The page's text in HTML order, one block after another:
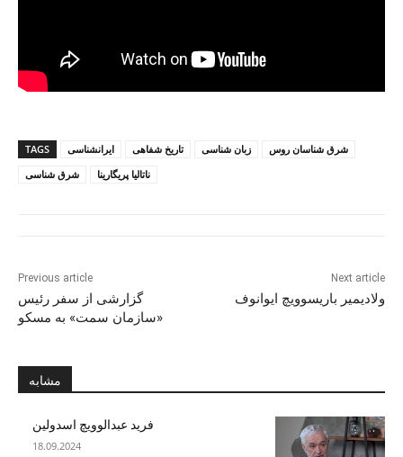
TAGS ایرانشناسی تاریخ شفاهی زبان شناسی
شرق شناسان روس
شرق شناسی
ناتالیا پریگارینا
Previous article
گزارشی از سفر رئیس
«سازمان سمت» به مسکو
Next article
ولادیمیر باریسوویچ ایوانوف
مشابه
فرید عبدالوویچ اسدولین
18.09.2024